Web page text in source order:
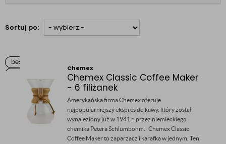
Sortuj po:
Chemex
Chemex Classic Coffee Maker
- 6 filiżanek
Amerykańska firma Chemex oferuje
najpopularniejszy ekspres do kawy, który został
wynaleziony już w 1941 r. przez niemieckiego
chemika Petera Schlumbohm. Chemex Classic
Coffee Maker to zaparzacz i karafka w jednym. Ten